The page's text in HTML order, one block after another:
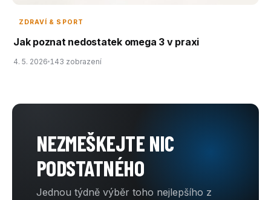
ZDRAVÍ & SPORT
Jak poznat nedostatek omega 3 v praxi
4. 5. 2026 143 zobrazení
NEZMEŠKEJTE NIC
PODSTATNÉHO
Jednou týdně výběr toho nejlepšího z